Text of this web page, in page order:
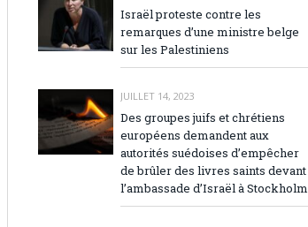
Israël proteste contre les
remarques d’une ministre belge
sur les Palestiniens
JUILLET 14, 2023
Des groupes juifs et chrétiens
européens demandent aux
autorités suédoises d’empêcher
de brûler des livres saints devant
l’ambassade d’Israël à Stockholm